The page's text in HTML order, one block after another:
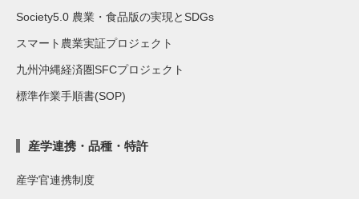
Society5.0 農業・食品版の実現とSDGs
スマート農業実証プロジェクト
九州沖縄経済圏SFCプロジェクト
標準作業手順書(SOP)
産学連携・品種・特許
産学官連携制度